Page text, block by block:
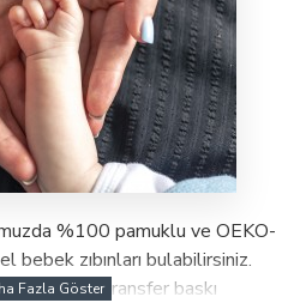
%100 pamuklu ve OEKO-
zıbınları bulabilirsiniz.
üretimi ve transfer baskı